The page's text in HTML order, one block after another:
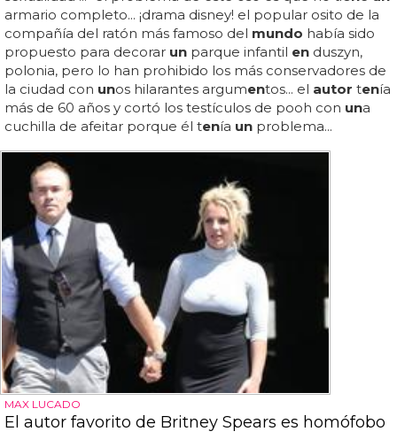
armario completo... ¡drama disney! el popular osito de la
compañía del ratón más famoso del mundo había sido
propuesto para decorar un parque infantil en duszyn,
polonia, pero lo han prohibido los más conservadores de
la ciudad con unos hilarantes argumentos... el autor tenía
más de 60 años y cortó los testículos de pooh con una
cuchilla de afeitar porque él tenía un problema...
MAX LUCADO
El autor favorito de Britney Spears es homófobo